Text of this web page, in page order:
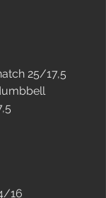
25/17,5
16